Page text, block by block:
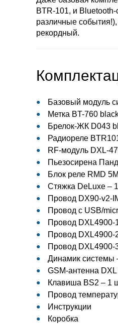
BTR-101, и
различные
рекордный.
Базовый модуль
Метка BT-760
Брелок-ЖК D043
Радиореле
RF-модуль DXL-
Пьезосирена
Блок реле RMD
Стяжка DeLuxe –
Провод DX90-v2-
Провод c USB/
Провод DXL4900-
Провод DXL4900-
Провод DXL4900-
Динамик системы
GSM-антенна
Клавиша BS2 – 1
Провод
Инструкции
Коробка